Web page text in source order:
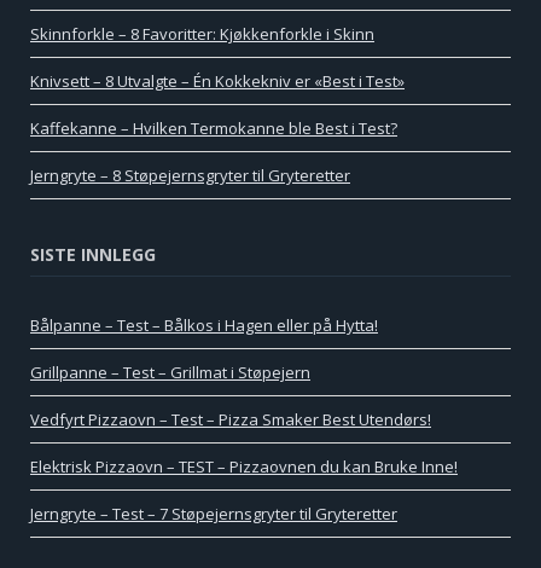
Skinnforkle – 8 Favoritter: Kjøkkenforkle i Skinn
Knivsett – 8 Utvalgte – Én Kokkekniv er «Best i Test»
Kaffekanne – Hvilken Termokanne ble Best i Test?
Jerngryte – 8 Støpejernsgryter til Gryteretter
SISTE INNLEGG
Bålpanne – Test – Bålkos i Hagen eller på Hytta!
Grillpanne – Test – Grillmat i Støpejern
Vedfyrt Pizzaovn – Test – Pizza Smaker Best Utendørs!
Elektrisk Pizzaovn – TEST – Pizzaovnen du kan Bruke Inne!
Jerngryte – Test – 7 Støpejernsgryter til Gryteretter